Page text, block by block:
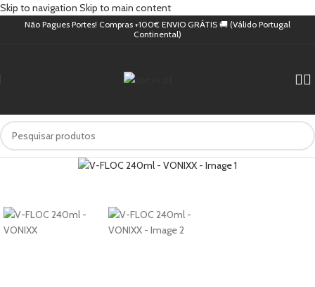
Skip to navigation Skip to main content
Não Pagues Portes! Compras +100€ ENVIO GRÁTIS 🚚 (Válido Portugal
Continental)